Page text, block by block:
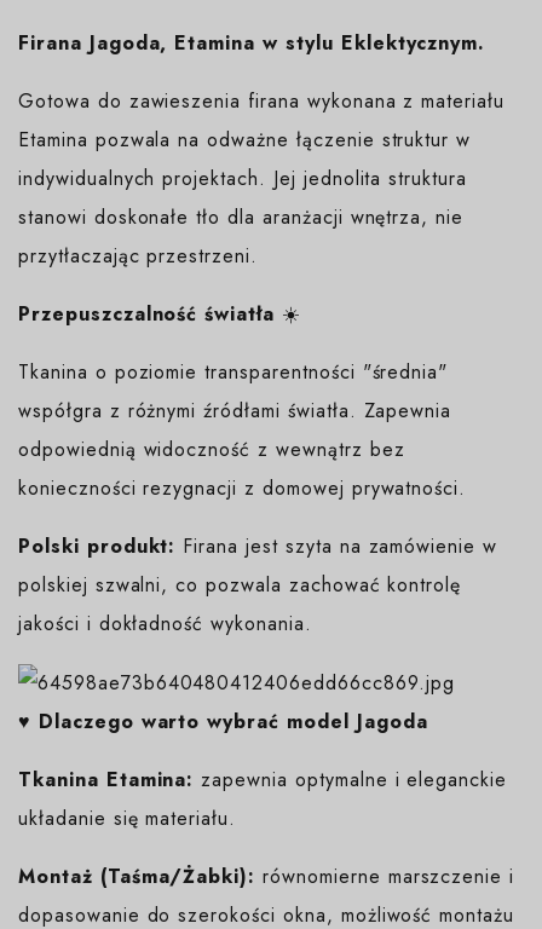
Firana Jagoda, Etamina w stylu Eklektycznym.
Gotowa do zawieszenia firana wykonana z materiału
Etamina pozwala na odważne łączenie struktur w
indywidualnych projektach. Jej jednolita struktura
stanowi doskonałe tło dla aranżacji wnętrza, nie
przytłaczając przestrzeni.
Przepuszczalność światła ☀️
Tkanina o poziomie transparentności "średnia"
współgra z różnymi źródłami światła. Zapewnia
odpowiednią widoczność z wewnątrz bez
konieczności rezygnacji z domowej prywatności.
Polski produkt: Firana jest szyta na zamówienie w
polskiej szwalni, co pozwala zachować kontrolę
jakości i dokładność wykonania.
♥️ Dlaczego warto wybrać model Jagoda
Tkanina Etamina: zapewnia optymalne i eleganckie
układanie się materiału.
Montaż (Taśma/Żabki): równomierne marszczenie i
dopasowanie do szerokości okna, możliwość montażu